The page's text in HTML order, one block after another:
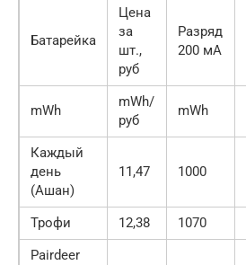
Батарейка
Цена
за
шт.,
руб
Разряд
200 мА
mWh
mWh/
руб
mWh
Каждый
день
(Ашан)
11,47 1000
Трофи 12,38 1070
Pairdeer